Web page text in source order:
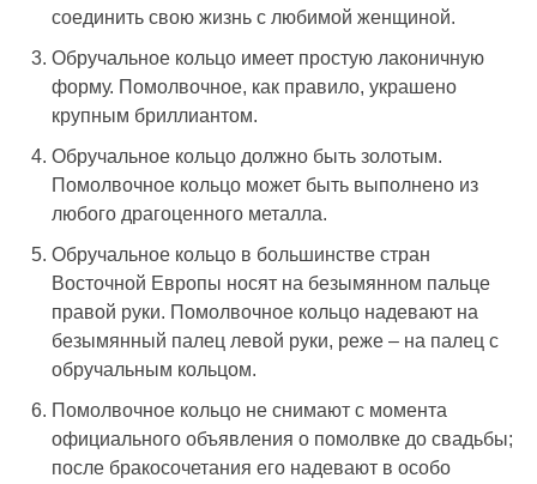
соединить свою жизнь с любимой женщиной.
Обручальное кольцо имеет простую лаконичную
форму. Помолвочное, как правило, украшено
крупным бриллиантом.
Обручальное кольцо должно быть золотым.
Помолвочное кольцо может быть выполнено из
любого драгоценного металла.
Обручальное кольцо в большинстве стран
Восточной Европы носят на безымянном пальце
правой руки. Помолвочное кольцо надевают на
безымянный палец левой руки, реже – на палец с
обручальным кольцом.
Помолвочное кольцо не снимают с момента
официального объявления о помолвке до свадьбы;
после бракосочетания его надевают в особо